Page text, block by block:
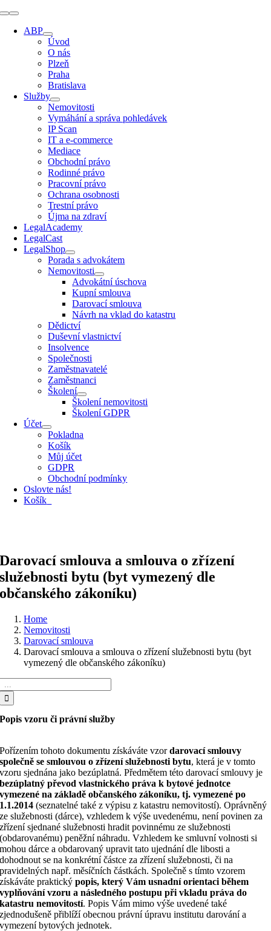
Přeskočit
obsah
Přepínání
navigace
ABP
Úvod
O nás
Plzeň
Praha
Bratislava
Služby
Nemovitosti
Vymáhání a správa pohledávek
IP Scan
IT a e-commerce
Mediace
Obchodní právo
Rodinné právo
Pracovní právo
Ochrana osobnosti
Trestní právo
Újma na zdraví
LegalAcademy
LegalCast
LegalShop
Porada s advokátem
Nemovitosti
Advokátní úschova
Kupní smlouva
Darovací smlouva
Návrh na vklad do katastru
Dědictví
Duševní vlastnictví
Insolvence
Společnosti
Zaměstnavatelé
Zaměstnanci
Školení
Školení nemovitosti
Školení GDPR
Účet
Pokladna
Košík
Můj účet
GDPR
Obchodní podmínky
Oslovte nás!
Košík
Darovací smlouva a smlouva o zřízení
služebnosti bytu (byt vymezený dle
občanského zákoníku)
Home
Nemovitosti
Darovací smlouva
Darovací smlouva a smlouva o zřízení služebnosti bytu (byt
vymezený dle občanského zákoníku)
Popis vzoru či právní služby
Pořízením tohoto dokumentu získáváte vzordarovací smlouvy
společně se smlouvou o zřízení služebnosti bytu, která je v tomto
vzoru sjednána jako bezúplatná. Předmětem této darovací smlouvy je
bezúplatný převod vlastnického práva k bytové jednotce
vymezené na základě občanského zákoníku, tj. vymezené po
1.1.2014 (seznatelné také z výpisu z katastru nemovitostí). Oprávněný
ze služebnosti (dárce), vzhledem k výše uvedenému, není povinen za
zřízení sjednané služebnosti hradit povinnému ze služebnosti
(obdarovanému) peněžní náhradu. Vzhledem ke smluvní volnosti si
mohou dárce a obdarovaný upravit tato ujednání dle libosti a
dohodnout se na konkrétní částce za zřízení služebnosti, či na
pravidelných např. měsíčních částkách. Společně s tímto vzorem
získáváte praktickýpopis, který Vám usnadní orientaci během
vyplňování vzoru a následného postupu při vkladu práva do
katastru nemovitostí. Popis Vám mimo výše uvedené také
zjednodušeně přiblíží obecnou právní úpravu institutu darování a
vymezení bytových jednotek.